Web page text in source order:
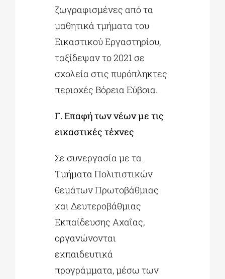
ζωγραφισμένες από τα
μαθητικά τμήματα του
Εικαστικού Εργαστηρίου,
ταξίδεψαν το 2021 σε
σχολεία στις πυρόπληκτες
περιοχές Βόρεια Εύβοια.
Γ. Επαφή των νέων με τις
εικαστικές τέχνες
Σε συνεργασία με τα
Τμήματα Πολιτιστικών
θεμάτων Πρωτοβάθμιας
και Δευτεροβάθμιας
Εκπαίδευσης Αχαΐας,
οργανώνονται
εκπαιδευτικά
προγράμματα, μέσω των